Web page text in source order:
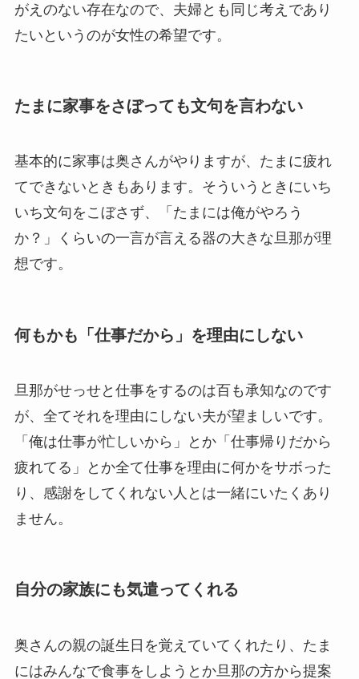
がえのない存在なので、夫婦とも同じ考えであり
たいというのが女性の希望です。
たまに家事をさぼっても文句を言わない
基本的に家事は奥さんがやりますが、たまに疲れ
てできないときもあります。そういうときにいち
いち文句をこぼさず、「たまには俺がやろう
か？」くらいの一言が言える器の大きな旦那が理
想です。
何もかも「仕事だから」を理由にしない
旦那がせっせと仕事をするのは百も承知なのです
が、全てそれを理由にしない夫が望ましいです。
「俺は仕事が忙しいから」とか「仕事帰りだから
疲れてる」とか全て仕事を理由に何かをサボった
り、感謝をしてくれない人とは一緒にいたくあり
ません。
自分の家族にも気遣ってくれる
奥さんの親の誕生日を覚えていてくれたり、たま
にはみんなで食事をしようとか旦那の方から提案